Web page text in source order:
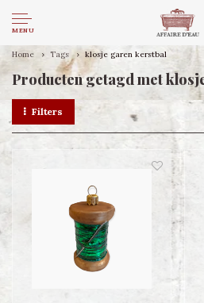
MENU
Home Tags klosje garen kerstbal
Producten getagd met
Filters